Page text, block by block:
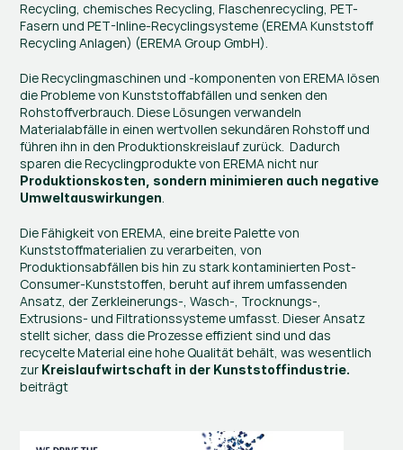
Recycling, chemisches Recycling, Flaschenrecycling, PET-
Fasern und PET-Inline-Recyclingsysteme​ (EREMA Kunststoff
Recycling Anlagen)​​ (EREMA Group GmbH)​.
Die Recyclingmaschinen und -komponenten von EREMA lösen
die Probleme von Kunststoffabfällen und senken den
Rohstoffverbrauch. Diese Lösungen verwandeln
Materialabfälle in einen wertvollen sekundären Rohstoff und
führen ihn in den Produktionskreislauf zurück.  Dadurch
Produktionskosten, sondern minimieren auch negative
Umweltauswirkungen.
Die Fähigkeit von EREMA, eine breite Palette von
Kunststoffmaterialien zu verarbeiten, von
Produktionsabfällen bis hin zu stark kontaminierten Post-
Consumer-Kunststoffen, beruht auf ihrem umfassenden
Ansatz, der Zerkleinerungs-, Wasch-, Trocknungs-,
Extrusions- und Filtrationssysteme umfasst. Dieser Ansatz
stellt sicher, dass die Prozesse effizient sind und das
recycelte Material eine hohe Qualität behält, was wesentlich
zur Kreislaufwirtschaft in der Kunststoffindustrie.
beiträgt